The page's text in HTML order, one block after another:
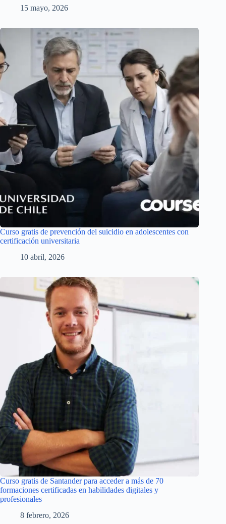
15 mayo, 2026
Curso gratis de prevención del suicidio en adolescentes con
certificación universitaria
10 abril, 2026
Curso gratis de Santander para acceder a más de 70
formaciones certificadas en habilidades digitales y
profesionales
8 febrero, 2026